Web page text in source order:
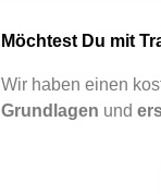
Möchtest Du mit
Wir haben einen
Grundlagen und